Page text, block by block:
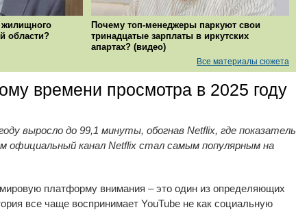
жилищного
области?
Почему топ-менеджеры паркуют свои
тринадцатые зарплаты в иркутских
апартах? (видео)
Все материалы сюжета
времени просмотра в 2025 году
выросло до 99,1 минуты, обогнав Netflix, где показатель
официальный канал Netflix стал самым популярным на
платформу внимания – это один из определяющих
все чаще воспринимает YouTube не как социальную